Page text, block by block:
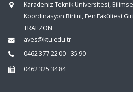
Karadeniz Teknik Üniversitesi,
Koordinasyon Birimi, Fen Fakültesi
TRABZON
aves@ktu.edu.tr
0462 377 22 00 - 35 90
0462 325 34 84